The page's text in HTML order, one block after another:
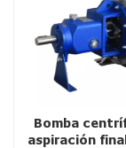
Bomba
aspiración